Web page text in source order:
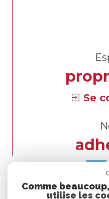
Se
Comme
utilise les